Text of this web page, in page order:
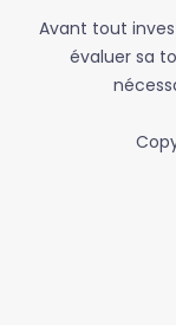
Avant tout
évaluer sa